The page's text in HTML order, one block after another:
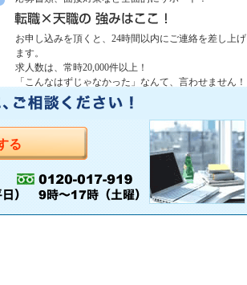
お申し込みを頂くと、24時間以内にご連絡を差し上げ
ます。
求人数は、常時20,000件以上！
「こんなはずじゃなかった」なんて、言わせません！
る